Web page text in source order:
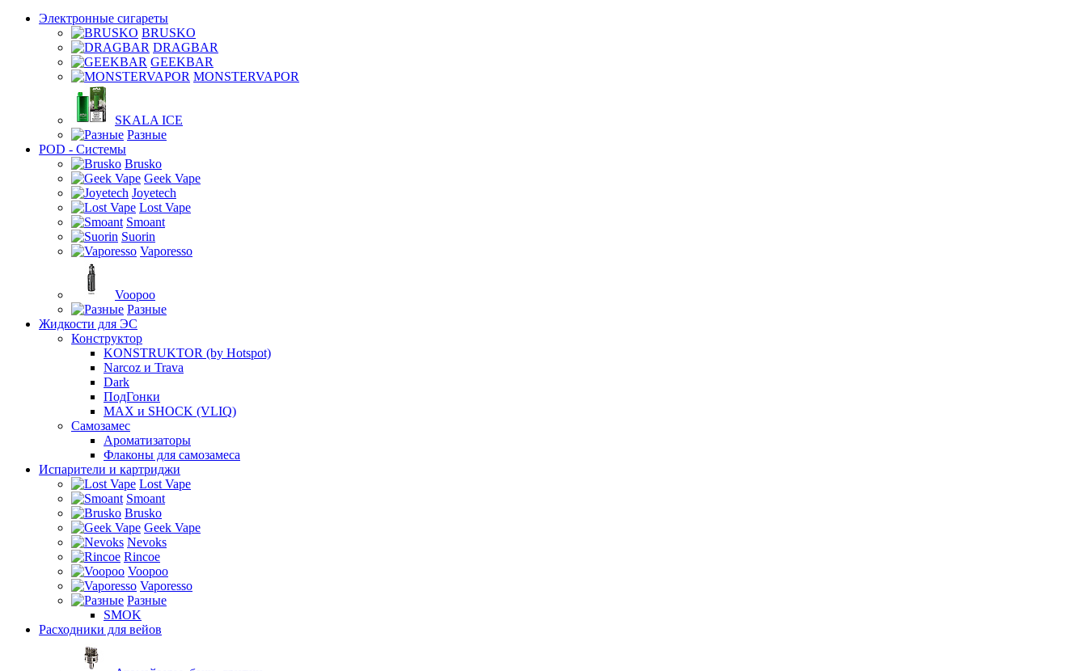
Электронные сигареты
BRUSKO
DRAGBAR
GEEKBAR
MONSTERVAPOR
SKALA ICE
Разные
POD - Системы
Brusko
Geek Vape
Joyetech
Lost Vape
Smoant
Suorin
Vaporesso
Voopoo
Разные
Жидкости для ЭС
Конструктор
KONSTRUKTOR (by Hotspot)
Narcoz и Trava
Dark
ПодГонки
MAX и SHOCK (VLIQ)
Самозамес
Ароматизаторы
Флаконы для самозамеса
Испарители и картриджи
Lost Vape
Smoant
Brusko
Geek Vape
Nevoks
Rincoe
Voopoo
Vaporesso
Разные
SMOK
Расходники для вейов